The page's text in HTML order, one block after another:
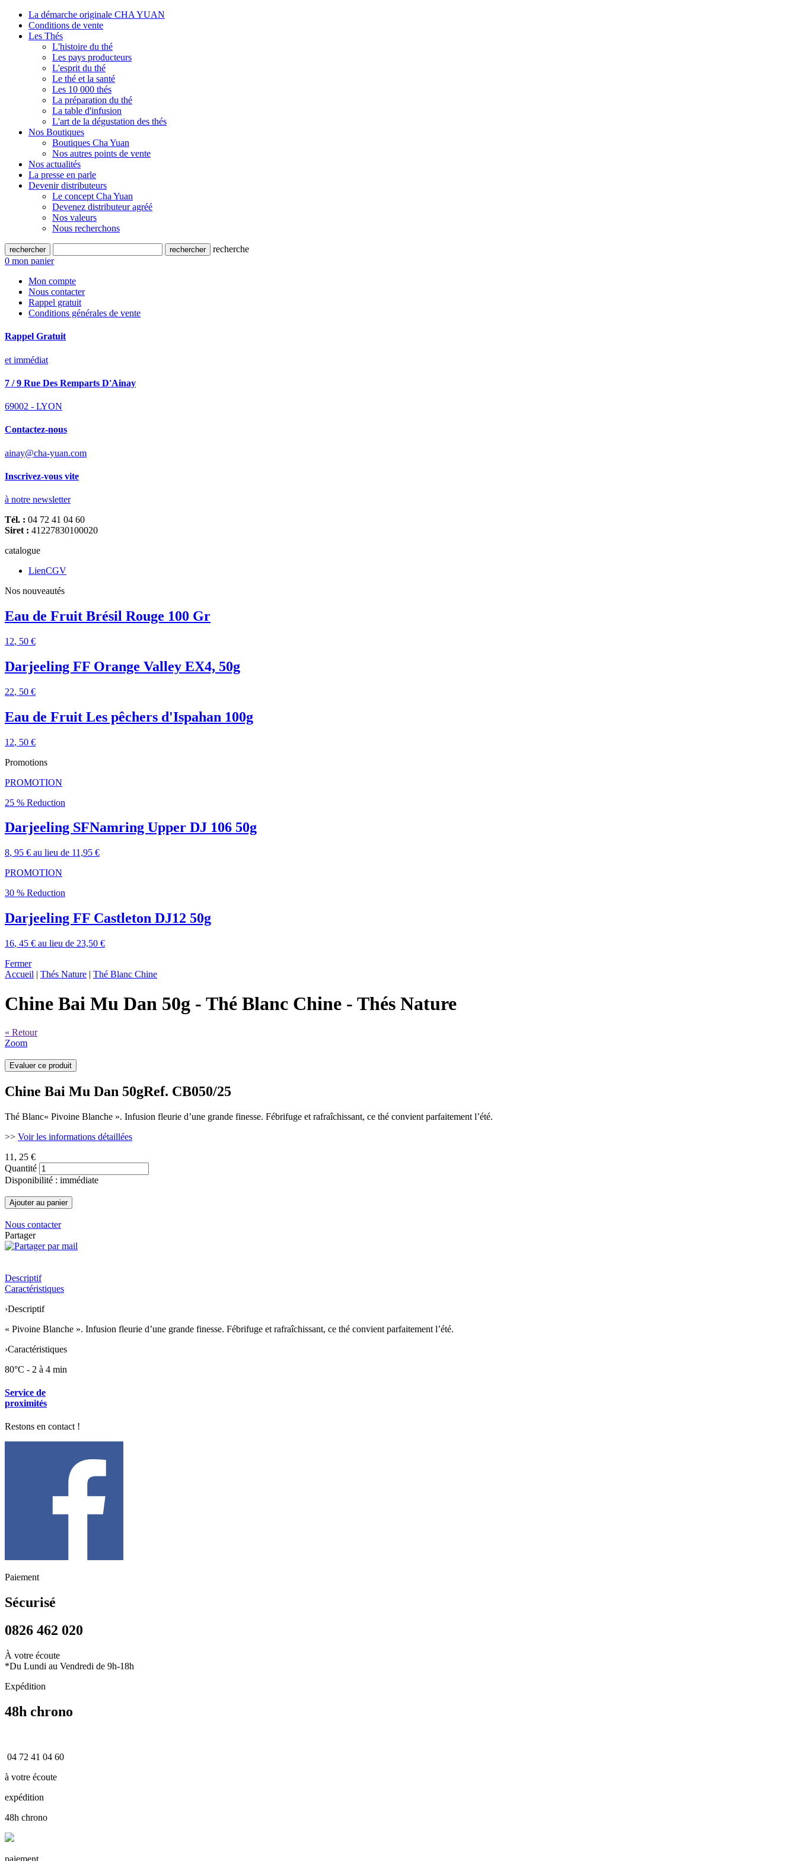
La démarche originale CHA YUAN
Conditions de vente
Les Thés
L'histoire du thé
Les pays producteurs
L'esprit du thé
Le thé et la santé
Les 10 000 thés
La préparation du thé
La table d'infusion
L'art de la dégustation des thés
Nos Boutiques
Boutiques Cha Yuan
Nos autres points de vente
Nos actualités
La presse en parle
Devenir distributeurs
Le concept Cha Yuan
Devenez distributeur agréé
Nos valeurs
Nous recherchons
recherche
0 mon panier
Mon compte
Nous contacter
Rappel gratuit
Conditions générales de vente
Rappel Gratuit
et immédiat
7 / 9 Rue Des Remparts D'Ainay
69002 - LYON
Contactez-nous
ainay@cha-yuan.com
Inscrivez-vous vite
à notre newsletter
Tél. : 04 72 41 04 60
Siret : 41227830100020
catalogue
LienCGV
Nos nouveautés
Eau de Fruit Brésil Rouge 100 Gr
12, 50 €
Darjeeling FF Orange Valley EX4, 50g
22, 50 €
Eau de Fruit Les pêchers d'Ispahan 100g
12, 50 €
Promotions
PROMOTION
25 % Reduction
Darjeeling SFNamring Upper DJ 106 50g
8, 95 € au lieu de 11,95 €
PROMOTION
30 % Reduction
Darjeeling FF Castleton DJ12 50g
16, 45 € au lieu de 23,50 €
Fermer
Accueil | Thés Nature | Thé Blanc Chine
Chine Bai Mu Dan 50g - Thé Blanc Chine - Thés Nature
« Retour
Zoom
Chine Bai Mu Dan 50gRef. CB050/25
Thé Blanc« Pivoine Blanche ». Infusion fleurie d’une grande finesse. Fébrifuge et rafraîchissant, ce thé convient parfaitement l’été.
>> Voir les informations détaillées
11 , 25 €
Quantité
Disponibilité : immédiate
Nous contacter
Partager
Descriptif
Caractéristiques
›Descriptif
« Pivoine Blanche ». Infusion fleurie d’une grande finesse. Fébrifuge et rafraîchissant, ce thé convient parfaitement l’été.
›Caractéristiques
80°C - 2 à 4 min
Service de
proximités
Restons en contact !
Paiement
Sécurisé
0826 462 020
À votre écoute
*Du Lundi au Vendredi de 9h-18h
Expédition
48h chrono
04 72 41 04 60
à votre écoute
expédition
48h chrono
paiement